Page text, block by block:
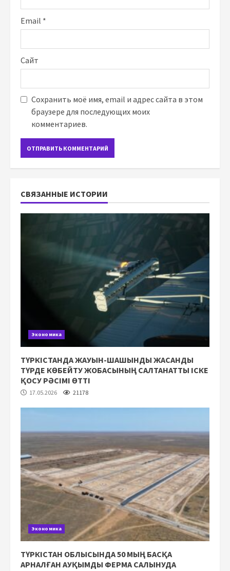
Email *
Сайт
Сохранить моё имя, email и адрес сайта в этом
браузере для последующих моих
комментариев.
СВЯЗАННЫЕ ИСТОРИИ
Экономика
ТҮРКІСТАНДА ЖАУЫН-ШАШЫНДЫ ЖАСАНДЫ
ТҮРДЕ КӨБЕЙТУ ЖОБАСЫНЫҢ САЛТАНАТТЫ ІСКЕ
ҚОСУ РӘСІМІ ӨТТІ
17.05.2026 21178
Экономика
ТҮРКІСТАН ОБЛЫСЫНДА 50 МЫҢ БАСҚА
АРНАЛҒАН АУҚЫМДЫ ФЕРМА САЛЫНУДА